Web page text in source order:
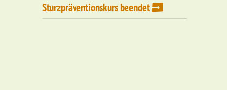
Sturzpräventionskurs beendet